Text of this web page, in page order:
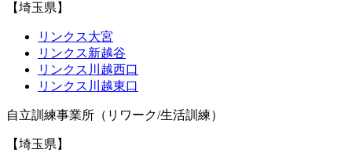
【埼玉県】
リンクス大宮
リンクス新越谷
リンクス川越西口
リンクス川越東口
自立訓練事業所（リワーク/生活訓練）
【埼玉県】